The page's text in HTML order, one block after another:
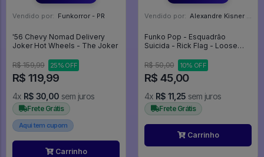
Vendido por: Funkorror - PR
'56 Chevy Nomad Delivery
Joker Hot Wheels - The Joker
R$ 159,99 25% OFF
R$ 119,99
4x R$ 30,00 sem juros
Frete Grátis
Aqui tem cupom
Carrinho
Vendido por: Alexandre Kisner - PR
Funko Pop - Esquadrão
Suicida - Rick Flag - Loose
#99
R$ 50,00 10% OFF
R$ 45,00
4x R$ 11,25 sem juros
Frete Grátis
Carrinho